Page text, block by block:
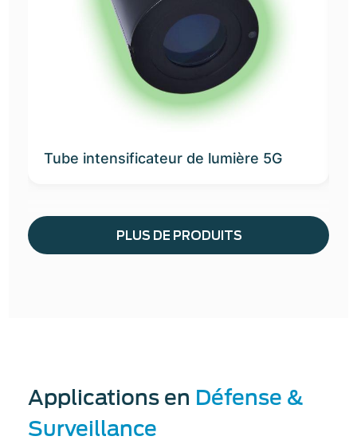
Tube intensificateur de lumière 5G
PLUS DE PRODUITS
Applications en Défense &
Surveillance